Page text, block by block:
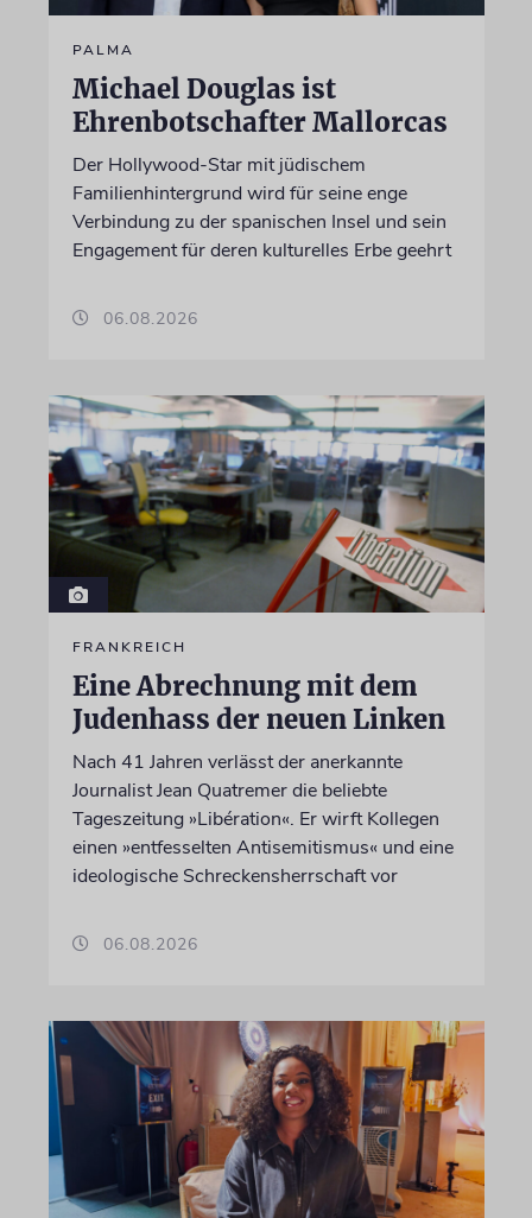
PALMA
Michael Douglas ist
Ehrenbotschafter Mallorcas
Der Hollywood-Star mit jüdischem
Familienhintergrund wird für seine enge
Verbindung zu der spanischen Insel und sein
Engagement für deren kulturelles Erbe geehrt
06.08.2026
FRANKREICH
Eine Abrechnung mit dem
Judenhass der neuen Linken
Nach 41 Jahren verlässt der anerkannte
Journalist Jean Quatremer die beliebte
Tageszeitung »Libération«. Er wirft Kollegen
einen »entfesselten Antisemitismus« und eine
ideologische Schreckensherrschaft vor
06.08.2026